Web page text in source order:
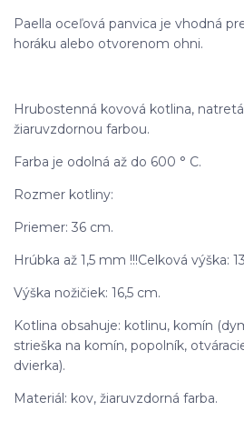
Paella oceľová panvica je vhodná
horáku alebo otvorenom ohni.
Hrubostenná kovová kotlina,
žiaruvzdornou farbou.
Farba je odolná až do 600 ° C.
Rozmer kotliny:
Priemer: 36 cm.
Hrúbka až 1,5 mm !!!Celková výška:
Výška nožičiek: 16,5 cm.
Kotlina obsahuje: kotlinu, komín
strieška na komín, popolník,
dvierka).
Materiál: kov, žiaruvzdorná farba.